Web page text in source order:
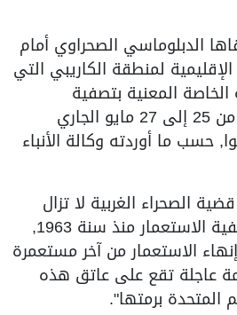
الدبلوماسي الصحراوي أمام
لمنطقة الكاريبي التي
الخاصة المعنية بتصفية
الاستعمار (لجنة الـ24) من 25 إلى 27 مايو الجاري
حسب ما أوردته وكالة الأنباء
الصحراء الغربية لا تزال
مدرجة ضمن قضايا تصفية الاستعمار منذ سنة 1963,
الاستعمار من آخر مستعمرة
عاجلة تقع على عاتق هذه
المتحدة برمتها".